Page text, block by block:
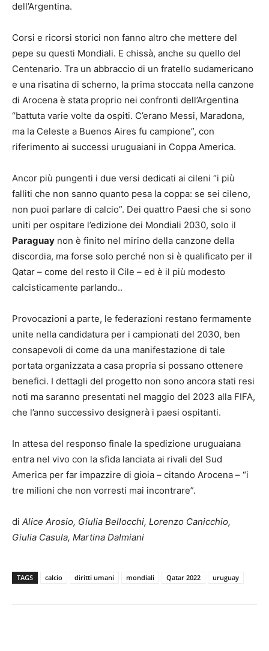
dell’Argentina.
Corsi e ricorsi storici non fanno altro che mettere del
pepe su questi Mondiali. E chissà, anche su quello del
Centenario. Tra un abbraccio di un fratello sudamericano
e una risatina di scherno, la prima stoccata nella canzone
di Arocena è stata proprio nei confronti dell’Argentina
“battuta varie volte da ospiti. C’erano Messi, Maradona,
ma la Celeste a Buenos Aires fu campione”, con
riferimento ai successi uruguaiani in Coppa America.
Ancor più pungenti i due versi dedicati ai cileni “i più
falliti che non sanno quanto pesa la coppa: se sei cileno,
non puoi parlare di calcio”. Dei quattro Paesi che si sono
uniti per ospitare l’edizione dei Mondiali 2030, solo il
Paraguay non è finito nel mirino della canzone della
discordia, ma forse solo perché non si è qualificato per il
Qatar – come del resto il Cile – ed è il più modesto
calcisticamente parlando..
Provocazioni a parte, le federazioni restano fermamente
unite nella candidatura per i campionati del 2030, ben
consapevoli di come da una manifestazione di tale
portata organizzata a casa propria si possano ottenere
benefici. I dettagli del progetto non sono ancora stati resi
noti ma saranno presentati nel maggio del 2023 alla FIFA,
che l’anno successivo designerà i paesi ospitanti.
In attesa del responso finale la spedizione uruguaiana
entra nel vivo con la sfida lanciata ai rivali del Sud
America per far impazzire di gioia – citando Arocena – “i
tre milioni che non vorresti mai incontrare”.
di Alice Arosio, Giulia Bellocchi, Lorenzo Canicchio,
Giulia Casula, Martina Dalmiani
TAGS calcio diritti umani mondiali Qatar 2022 uruguay